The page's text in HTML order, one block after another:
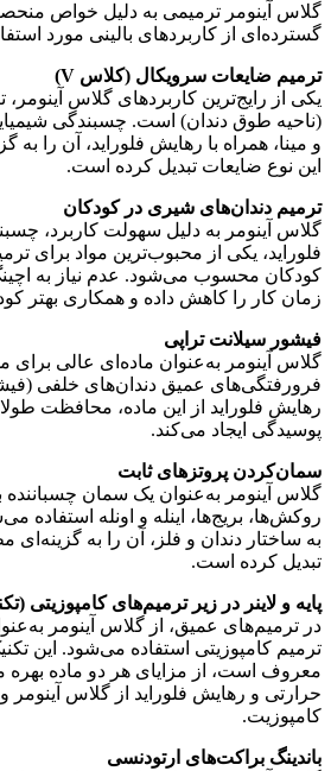
گلاس آینومر ترمیمی به دلیل خواص
گسترده‌ای از کاربردهای بالینی مورد
ترمیم ضایعات سرویکال (کلاس V)
یکی از رایج‌ترین کاربردهای گلاس
(ناحیه طوق دندان) است. چسبندگی
و مینا، همراه با رهایش فلوراید، آن را به
این نوع ضایعات تبدیل کرده است.
ترمیم دندان‌های شیری در کودکان
گلاس آینومر به دلیل سهولت کاربرد،
فلوراید، یکی از محبوب‌ترین مواد برای
کودکان محسوب می‌شود. عدم نیاز به
زمان کار را کاهش داده و همکاری بهتر
فیشور سیلانت تراپی
گلاس آینومر به‌عنوان ماده‌ای عالی برای
فرورفتگی‌های عمیق دندان‌های خلفی
رهایش فلوراید از این ماده، محافظت
پوسیدگی ایجاد می‌کند.
سمان‌کردن پروتزهای ثابت
گلاس آینومر به‌عنوان یک سمان
روکش‌ها، بریج‌ها، اینله و اونله استفاده
به ساختار دندان و فلز، آن را به گزینه‌ای
تبدیل کرده است.
پایه و لاینر در زیر ترمیم‌های کامپوزیتی
در ترمیم‌های عمیق، از گلاس آینومر
ترمیم کامپوزیتی استفاده می‌شود. این
معروف است، از مزایای هر دو ماده
حرارتی و رهایش فلوراید از گلاس آینومر و
کامپوزیت.
باندینگ براکت‌های ارتودنسی